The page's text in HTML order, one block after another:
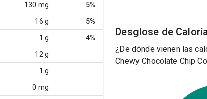
130 mg 5%
16 g 5%
1 g 4%
12 g
1 g
0 mg
Desglose de
¿De dónde vienen las
Chewy Chocolate Chip